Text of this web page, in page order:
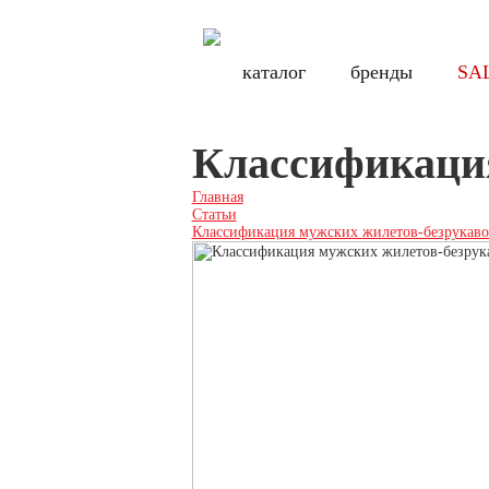
каталог бренды
каталог бренды
Главная
Статьи
Классификация мужских жилетов-